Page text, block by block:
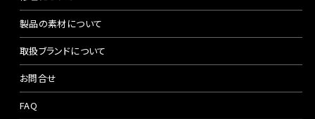
製品の素材について
取扱ブランドについて
お問合せ
FAQ